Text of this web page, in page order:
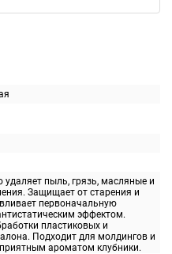
удаляет пыль, грязь, масляные и
Защищает от старения и
первоначальную
эффектом.
пластиковых и
Подходит для молдингов и
ароматом клубники.